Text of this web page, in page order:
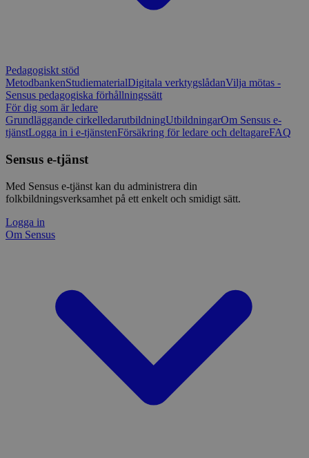
Pedagogiskt stöd
MetodbankenStudiematerialDigitala verktygslådanVilja mötas -
Sensus pedagogiska förhållningssätt
För dig som är ledare
Grundläggande cirkelledarutbildningUtbildningarOm Sensus e-
tjänstLogga in i e-tjänstenFörsäkring för ledare och deltagareFAQ
Sensus e-tjänst
Med Sensus e-tjänst kan du administrera din
folkbildningsverksamhet på ett enkelt och smidigt sätt.
Logga in
Om Sensus